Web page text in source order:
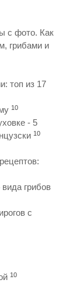
с фото. Как
грибами и
топ из 17
10
- 5
10
грибов
с
10